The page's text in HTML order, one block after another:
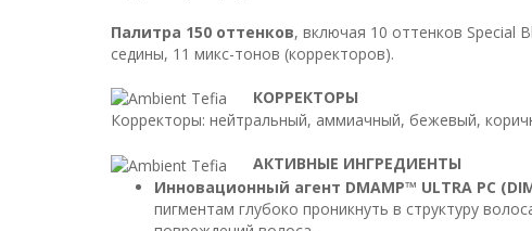
Палитра 150 оттенков, включая 10 оттенков Special
седины, 11 микс-тонов (корректоров).
КОРРЕКТОРЫ
Корректоры: нейтральный, аммиачный, бежевый,
АКТИВНЫЕ ИНГРЕДИЕНТЫ
Инновационный агент DMAMP™ ULTRA PC
пигментам глубоко проникнуть в структуру